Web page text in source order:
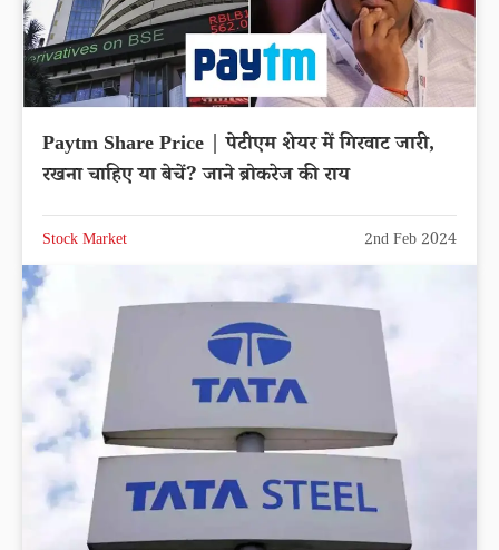
Paytm Share Price | पेटीएम शेयर में गिरवाट जारी,
रखना चाहिए या बेचें? जाने ब्रोकरेज की राय
Stock Market 2nd Feb 2024